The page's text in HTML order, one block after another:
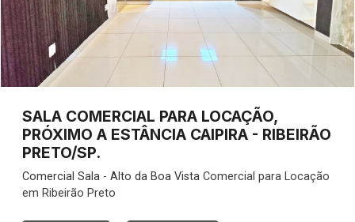
SALA COMERCIAL PARA LOCAÇÃO,
PRÓXIMO A ESTÂNCIA CAIPIRA - RIBEIRÃO
PRETO/SP.
Comercial Sala - Alto da Boa Vista Comercial para Locação
em Ribeirão Preto